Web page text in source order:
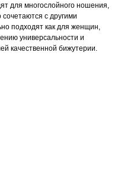
для многослойного ношения,
с другими
подходят как для женщин,
универсальности и
качественной бижутерии.